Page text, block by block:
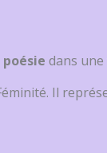
dans
Il